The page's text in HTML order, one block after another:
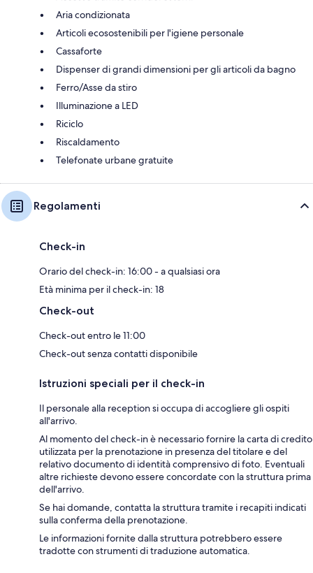
Aria condizionata
Articoli ecosostenibili per l'igiene personale
Cassaforte
Dispenser di grandi dimensioni per gli articoli da bagno
Ferro/Asse da stiro
Illuminazione a LED
Riciclo
Riscaldamento
Telefonate urbane gratuite
Regolamenti
Check-in
Orario del check-in: 16:00 - a qualsiasi ora
Età minima per il check-in: 18
Check-out
Check-out entro le 11:00
Check-out senza contatti disponibile
Istruzioni speciali per il check-in
Il personale alla reception si occupa di accogliere gli ospiti
all'arrivo.
Al momento del check-in è necessario fornire la carta di credito
utilizzata per la prenotazione in presenza del titolare e del
relativo documento di identità comprensivo di foto. Eventuali
altre richieste devono essere concordate con la struttura prima
dell'arrivo.
Se hai domande, contatta la struttura tramite i recapiti indicati
sulla conferma della prenotazione.
Le informazioni fornite dalla struttura potrebbero essere
tradotte con strumenti di traduzione automatica.